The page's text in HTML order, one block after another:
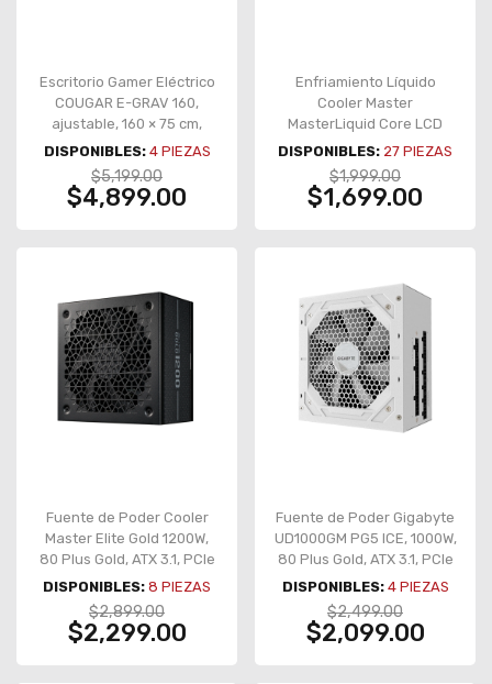
Escritorio Gamer Eléctrico
COUGAR E-GRAV 160,
ajustable, 160 × 75 cm,
doble motor, 120 kg – CGR-
E-GRAV160
DISPONIBLES: 4PIEZAS
$5,199.00
$4,899.00
Enfriamiento Líquido
Cooler Master
MasterLiquid Core LCD
360, AIO 360 mm, pantalla
LCD 4", ARGB, negro – MLX-
D36M-A18PA-RL
DISPONIBLES: 27 PIEZAS
$1,999.00
$1,699.00
Fuente de Poder Cooler
Master Elite Gold 1200W,
80 Plus Gold, ATX 3.1, PCIe
5.1, full modular – MPW-
C001-AFAG-BUS
DISPONIBLES: 8 PIEZAS
$2,899.00
$2,299.00
Fuente de Poder Gigabyte
UD1000GM PG5 ICE, 1000W,
80 Plus Gold, ATX 3.1, PCIe
5.1, full modular, blanco –
GP-UD1000GM PG5 ICE
DISPONIBLES: 4PIEZAS
$2,499.00
$2,099.00